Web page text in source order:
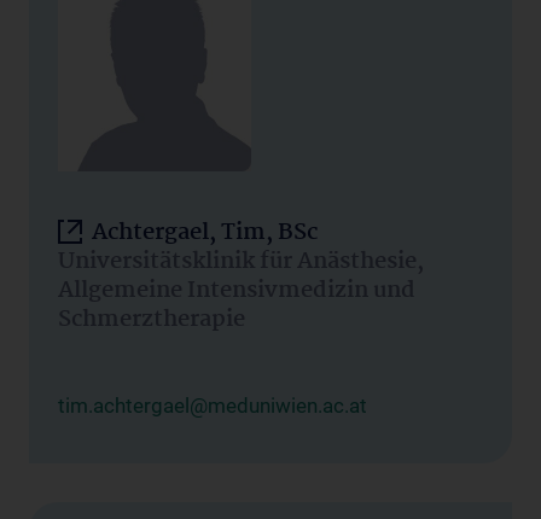
Achtergael, Tim, BSc
Universitätsklinik für Anästhesie,
Allgemeine Intensivmedizin und
Schmerztherapie
tim.achtergael@meduniwien.ac.at